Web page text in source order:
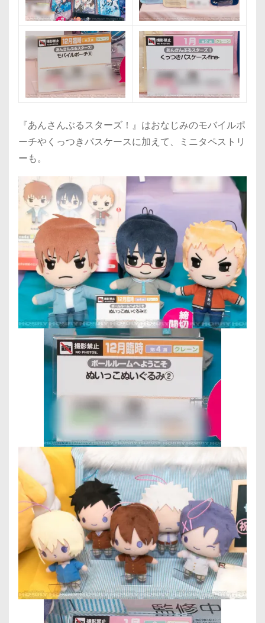
『あんさんぶるスターズ！』はおなじみのモバイルポ
ーチやくっつきパスケースに加えて、ミニタペストリ
ーも。